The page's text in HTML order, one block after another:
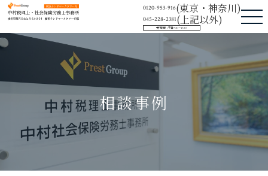
中村税理士・社会保険労務士事務所
0120-953-916(東京・神奈川)
045-228-2381(上記以外)
受付時間：平日9:30〜17:30
相談事例